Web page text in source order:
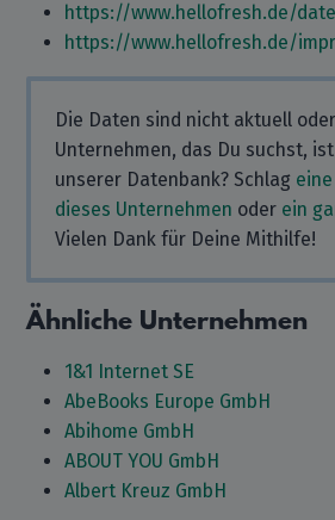
https://www.hellofresh.de/
https://www.hellofresh.de/
Die Daten sind nicht aktuell
Unternehmen, das Du suchst,
unserer Datenbank? Schlag
dieses Unternehmen oder ein
Vielen Dank für Deine Mithilfe!
Ähnliche Unternehmen
1&1 Internet SE
AbeBooks Europe GmbH
Abihome GmbH
ABOUT YOU GmbH
Albert Kreuz GmbH